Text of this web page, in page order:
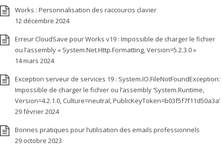
Works : Personnalisation des raccourcis clavier
12 décembre 2024
Erreur CloudSave pour Works v19 : Impossible de charger le fichier
ou l’assembly « System.Net.Http.Formatting, Version=5.2.3.0 »
14 mars 2024
Exception serveur de services 19 : System.IO.FileNotFoundException:
Impossible de charger le fichier ou l’assembly ‘System.Runtime,
Version=4.2.1.0, Culture=neutral, PublicKeyToken=b03f5f7f11d50a3a’
29 février 2024
Bonnes pratiques pour l’utilisation des emails professionnels
29 octobre 2023